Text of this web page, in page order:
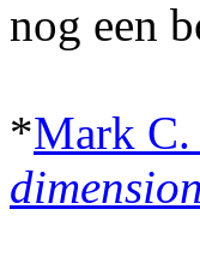
nog een
*Mark C.